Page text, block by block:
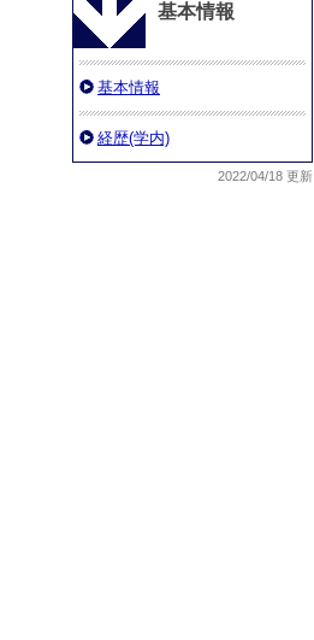
基本情報
基本情報
経歴(学内)
2022/04/18 更新